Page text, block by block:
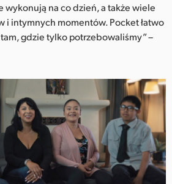
wykonują na co dzień, a także wiele
i intymnych momentów. Pocket łatwo
gdzie tylko potrzebowaliśmy” –